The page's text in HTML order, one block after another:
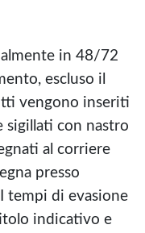
in 48/72
escluso il
vengono inseriti
sigillati con nastro
al corriere
presso
tempi di evasione
indicativo e